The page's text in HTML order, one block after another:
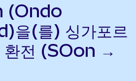
(Ondo
을(를) 싱가포르
환전 (SOon →